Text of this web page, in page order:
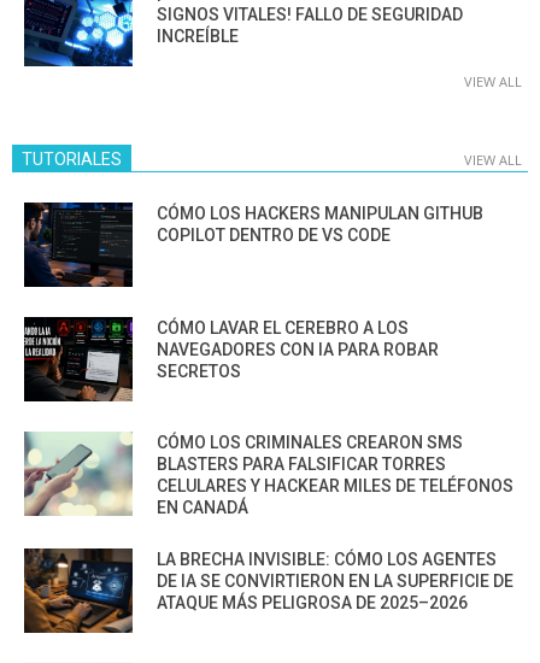
SIGNOS VITALES! FALLO DE SEGURIDAD
INCREÍBLE
VIEW ALL
TUTORIALES VIEW ALL
CÓMO LOS HACKERS MANIPULAN GITHUB
COPILOT DENTRO DE VS CODE
CÓMO LAVAR EL CEREBRO A LOS
NAVEGADORES CON IA PARA ROBAR
SECRETOS
CÓMO LOS CRIMINALES CREARON SMS
BLASTERS PARA FALSIFICAR TORRES
CELULARES Y HACKEAR MILES DE TELÉFONOS
EN CANADÁ
LA BRECHA INVISIBLE: CÓMO LOS AGENTES
DE IA SE CONVIRTIERON EN LA SUPERFICIE DE
ATAQUE MÁS PELIGROSA DE 2025–2026